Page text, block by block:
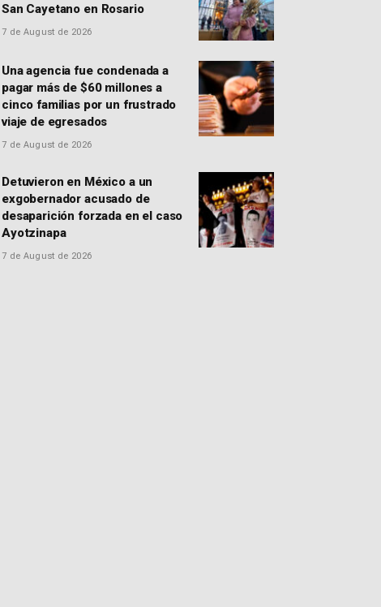
San Cayetano en Rosario
7 de August de 2026
Una agencia fue condenada a
pagar más de $60 millones a
cinco familias por un frustrado
viaje de egresados
7 de August de 2026
Detuvieron en México a un
exgobernador acusado de
desaparición forzada en el caso
Ayotzinapa
7 de August de 2026